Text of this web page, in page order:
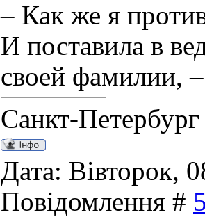
– Как же я
И поставила в
своей фамилии,
Санкт-Петербург
Дата: Вівторок,
Повідомлення #